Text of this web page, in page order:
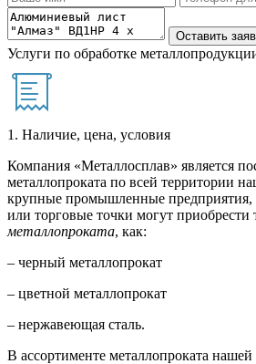
Услуги по обработке
1. Наличие, цена, условия
Компания «Металлосплав» является
металлопроката по всей территории
крупные промышленные
или торговые точки могут приобрести
металлопроката, как:
– черный металлопрокат
– цветной металлопрокат
– нержавеющая сталь.
В ассортименте металлопроката